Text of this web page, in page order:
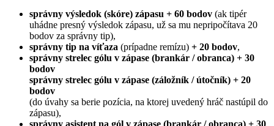
správny výsledok (skóre) zápasu + 60 bodov (ak tipér
uhádne presný výsledok zápasu, už sa mu nepripočítava 20
bodov za správny tip),
správny tip na víťaza (prípadne remízu) + 20 bodov,
správny strelec gólu v zápase (brankár / obranca) + 30
bodov
správny strelec gólu v zápase (záložník / útočník) + 20
bodov
(do úvahy sa berie pozícia, na ktorej uvedený hráč nastúpil do
zápasu),